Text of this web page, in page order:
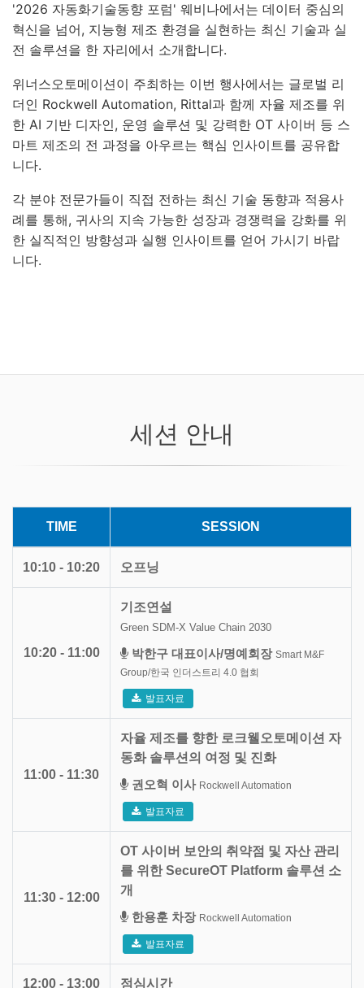
'2026 자동화기술동향 포럼' 웨비나에서는 데이터 중심의
혁신을 넘어, 지능형 제조 환경을 실현하는 최신 기술과 실
전 솔루션을 한 자리에서 소개합니다.
위너스오토메이션이 주최하는 이번 행사에서는 글로벌 리
더인 Rockwell Automation, Rittal과 함께 자율 제조를 위
한 AI 기반 디자인, 운영 솔루션 및 강력한 OT 사이버 등 스
마트 제조의 전 과정을 아우르는 핵심 인사이트를 공유합
니다.
각 분야 전문가들이 직접 전하는 최신 기술 동향과 적용사
례를 통해, 귀사의 지속 가능한 성장과 경쟁력을 강화를 위
한 실직적인 방향성과 실행 인사이트를 얻어 가시기 바랍
니다.
세션 안내
TIME SESSION
10:10 - 10:20 오프닝
10:20 - 11:00
기조연설
Green SDM-X Value Chain 2030
박한구 대표이사/명예회장 Smart M&F
Group/한국 인더스트리 4.0 협회
발표자료
11:00 - 11:30
자율 제조를 향한 로크웰오토메이션 자
동화 솔루션의 여정 및 진화
권오혁 이사 Rockwell Automation
발표자료
11:30 - 12:00
OT 사이버 보안의 취약점 및 자산 관리
를 위한 SecureOT Platform 솔루션 소
개
한용훈 차장 Rockwell Automation
발표자료
12:00 - 13:00 점심시간